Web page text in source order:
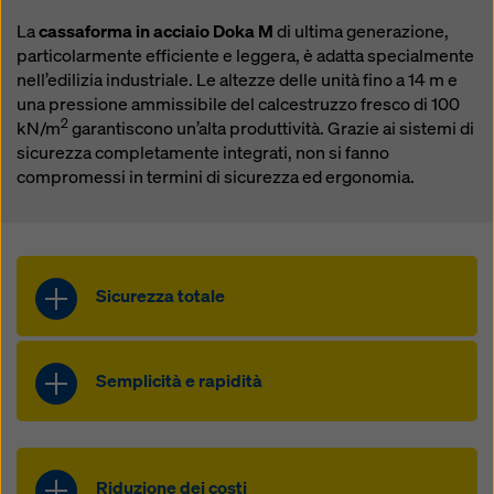
Lacassaforma in acciaio Doka Mdi ultima generazione,
particolarmente efficiente e leggera, è adatta specialmente
nell’edilizia industriale. Le altezze delle unità fino a 14 m e
una pressione ammissibile del calcestruzzo fresco di 100
kN/m2 garantiscono un’alta produttività. Grazie ai sistemi di
sicurezza completamente integrati, non si fanno
compromessi in termini di sicurezza ed ergonomia.
Sicurezza totale
Sistema di passerelle integrato,
tutti i lati, sistema d’accesso stabile
e controparapetto di protezione
Semplicità e rapidità
lato con pochi accessori
Riduzione dei costi
richiedono il consenso cliccando su “Rifiuta” o
modificando le vostreimpostazioni dei cookie
cliccando su impostazioni dei cookie in fondo a questo
sito web e utilizzando le caselle di controllo
corrispondenti. Potete revocare il vostro consenso in
qualsiasi momento, con effetto futuro e senza
indicarne il motivo, cliccando suimpostazioni cookie
in fondo a questo sito web.
nella nostra informativa sulla privacy. Vi offriamo
inoltre la possibilità di selezionare i vostri cookie
(impostazioni avanzate dei cookie).